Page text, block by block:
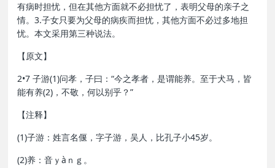
有病时担忧，但在其他方面就不必担忧了，表明父母的亲子之
情。3.子女只要为父母的病疾而担忧，其他方面不必过多地担
忧。本文采用第三种说法。
【原文】
2•7 子游(1)问孝，子曰：“今之孝者，是谓能养。至于犬马，皆
能有养(2)，不敬，何以别乎？”
【注释】
(1)子游：姓言名偃，字子游，吴人，比孔子小45岁。
(2)养：音ｙàｎｇ。